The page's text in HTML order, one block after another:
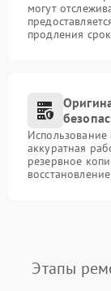
могут
продления
аккуратная
резервное
Этапы